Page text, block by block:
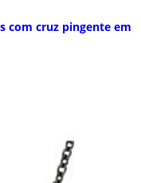
com cruz pingente em